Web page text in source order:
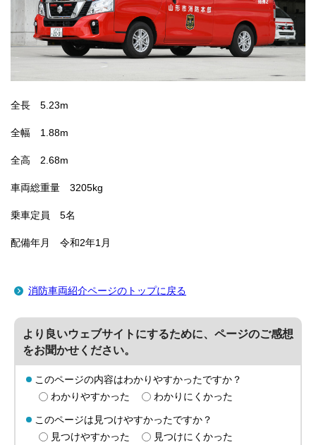
全長 5.23m
全幅 1.88m
全高 2.68m
車両総重量 3205kg
乗車定員 5名
配備年月 令和2年1月
消防車両紹介ページのトップに戻る
より良いウェブサイトにするために、ページのご感想
をお聞かせください。
このページの内容はわかりやすかったですか？
わかりやすかった
わかりにくかった
このページは見つけやすかったですか？
見つけやすかった
見つけにくかった